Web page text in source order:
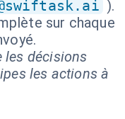
).
sur chaque
les décisions
les actions à